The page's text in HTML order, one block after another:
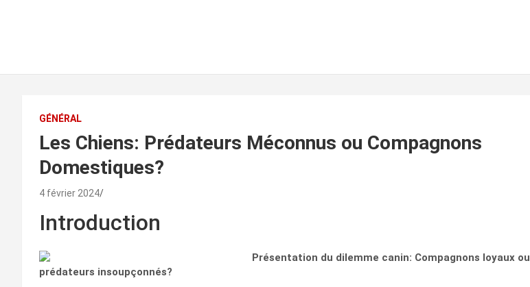
GÉNÉRAL
Les Chiens: Prédateurs Méconnus ou Compagnons
Domestiques?
4 février 2024
Introduction
Présentation du dilemme canin: Compagnons loyaux ou
prédateurs insoupçonnés?